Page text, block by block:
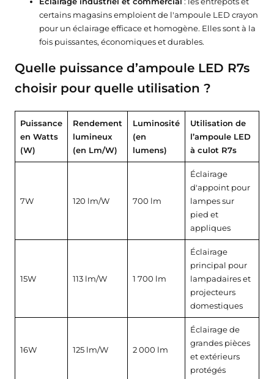
certains magasins emploient de l'ampoule LED crayon
pour un éclairage efficace et homogène. Elles sont à la
fois puissantes, économiques et durables.
Quelle puissance d’ampoule LED R7s
choisir pour quelle utilisation ?
Puissance
en Watts
(W)
Rendement
lumineux
(en Lm/W)
Luminosité
(en
lumens)
Utilisation de
l’ampoule LED
à culot R7s
7W 120 lm/W 700 lm
Éclairage
d'appoint pour
lampes sur
pied et
appliques
15W 113 lm/W 1 700 lm
Éclairage
principal pour
lampadaires et
projecteurs
domestiques
16W 125 lm/W 2 000 lm
Éclairage de
grandes pièces
et extérieurs
protégés